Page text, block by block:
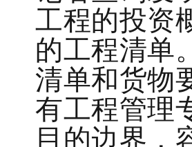
工程的投资
的工程清单
清单和货物
有工程管理
目的边界，